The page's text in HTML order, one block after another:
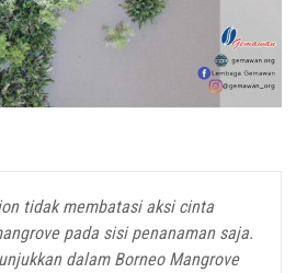
tidak membatasi aksi cinta
pada sisi penanaman saja.
dalam Borneo Mangrove